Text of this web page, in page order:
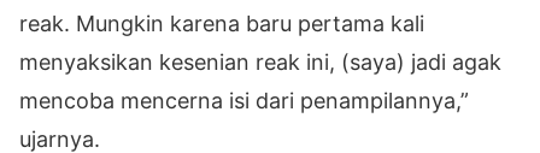
reak. Mungkin karena baru pertama kali
menyaksikan kesenian reak ini, (saya) jadi agak
mencoba mencerna isi dari penampilannya,”
ujarnya.